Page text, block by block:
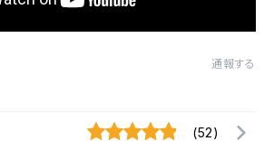
通報する
(52)